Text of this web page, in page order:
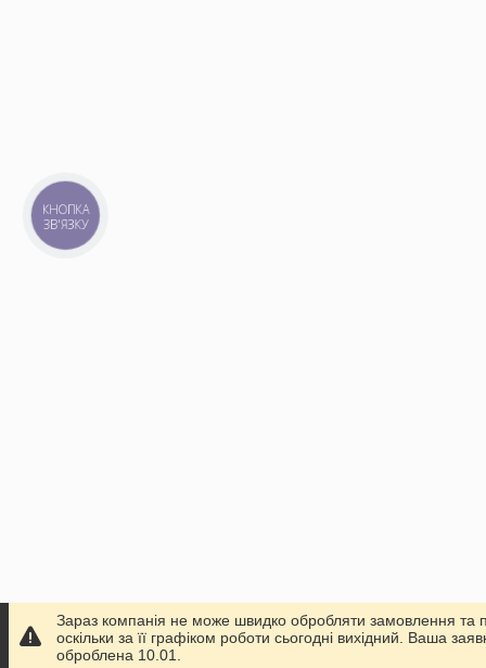
Зараз компанія не може швидко обробляти замовлення та
оскільки за її графіком роботи сьогодні вихідний. Ваша
оброблена 10.01.
КНОПКА
ЗВ'ЯЗКУ